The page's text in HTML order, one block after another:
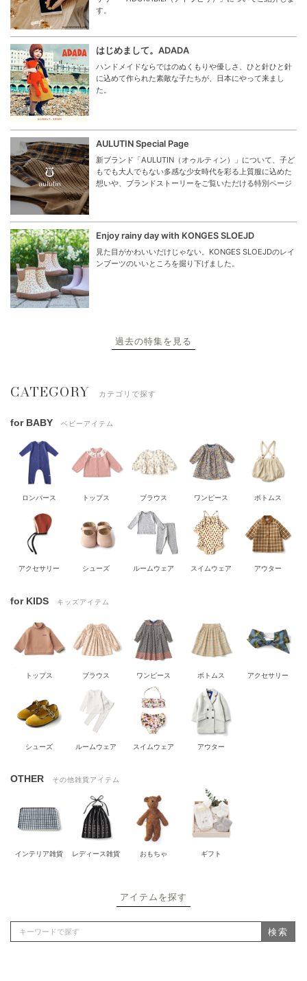
す。
はじめまして。ADADA
ハンドメイドならではのぬくもりや優しさ、ひと針ひと針
に込めて作られた素敵な子たちが、日本にやって来まし
た。
AULUTIN Special Page
新ブランド「AULUTIN（オゥルティン）」について、子ど
もでも大人でもない多感な少女時代を彩る上質服に込めた
想いや、ブランドストーリーをご覧いただける特別ページ
Enjoy rainy day with KONGES SLOEJD
見た目がかわいいだけじゃない。KONGES SLOEJDのレイ
ンブーツのいいところを掘り下げました。
過去の特集を見る
CATEGORY カテゴリで探す
for BABY ベビーアイテム
ロンパース トップス ブラウス ワンピース ボトムス
アクセサリー シューズ ルームウェア スイムウェア アウター
for KIDS キッズアイテム
トップス ブラウス ワンピース ボトムス アクセサリー
シューズ ルームウェア スイムウェア アウター
OTHER その他雑貨アイテム
インテリア雑貨 レディース雑貨 おもちゃ ギフト
アイテムを探す
検索